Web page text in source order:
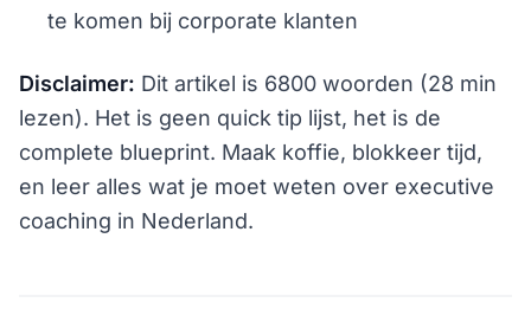
te komen bij corporate klanten
Disclaimer: Dit artikel is 6800 woorden (28 min
lezen). Het is geen quick tip lijst, het is de
complete blueprint. Maak koffie, blokkeer tijd,
en leer alles wat je moet weten over executive
coaching in Nederland.